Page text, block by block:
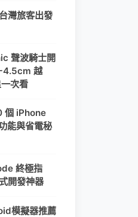
灣旅客出發
聲波騎士開
4.5cm 越
次看
個 iPhone
能與省電秘
終極指
開發神器
模擬器推薦